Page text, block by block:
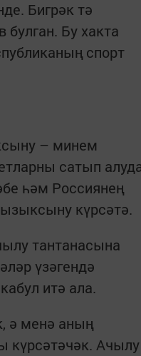
Бигрәк тә
Бу хакта
спорт
– минем
сатып
һәм Россиянең
күрсәтә.
тантанасына
үзәгендә
итә ала.
ә менә аның
күрсәтәчәк. Ачылу